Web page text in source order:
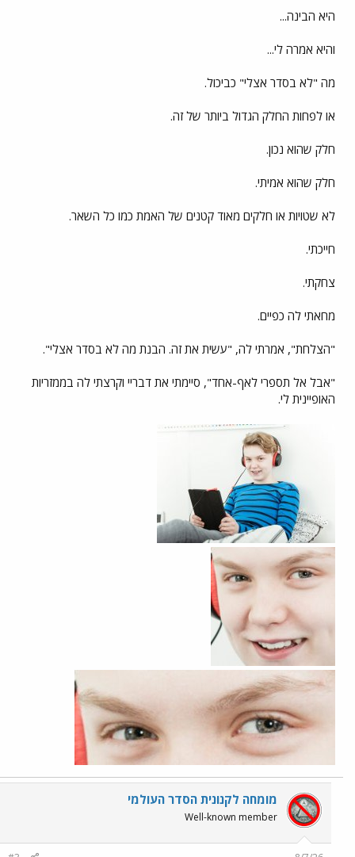
היא הבינה...
והיא אמרה לי...
מה "לא בסדר אצלי" כביכול.
או לפחות החלק הגדול ביותר של זה.
חלק שהוא נכון.
חלק שהוא אמיתי.
לא שטויות או חלקים מאוד קטנים של האמת כמו כל השאר.
חייכתי.
צחקתי.
מחאתי לה כפיים.
"הצלחת", אמרתי לה, "עשית את זה. הבנת מה לא בסדר אצלי".
"אבל אל תספרי לאף-אחד", סיימתי את דבריי וקרצתי לה בממזריות
האופיינית לי.
מומחה לקנונית הסדר העולמי
Well-known member